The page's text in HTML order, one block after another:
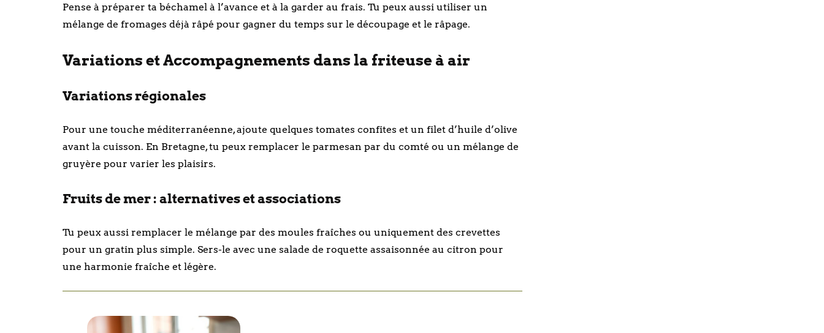
Pense à préparer ta béchamel à l’avance et à la garder au frais. Tu peux aussi utiliser un
mélange de fromages déjà râpé pour gagner du temps sur le découpage et le râpage.
Variations et Accompagnements dans la friteuse à air
Variations régionales
Pour une touche méditerranéenne, ajoute quelques tomates confites et un filet d’huile d’olive
avant la cuisson. En Bretagne, tu peux remplacer le parmesan par du comté ou un mélange de
gruyère pour varier les plaisirs.
Fruits de mer : alternatives et associations
Tu peux aussi remplacer le mélange par des moules fraîches ou uniquement des crevettes
pour un gratin plus simple. Sers-le avec une salade de roquette assaisonnée au citron pour
une harmonie fraîche et légère.